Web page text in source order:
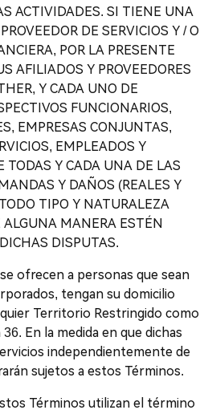
ACTIVIDADES. SI TIENE UNA
DE SERVICIOS Y / O
POR LA PRESENTE
AFILIADOS Y PROVEEDORES
Y CADA UNO DE
FUNCIONARIOS,
EMPRESAS CONJUNTAS,
EMPLEADOS Y
TODAS Y CADA UNA DE LAS
Y DAÑOS (REALES Y
TIPO Y NATURALEZA
ALGUNA MANERA ESTÉN
DISPUTAS.
se ofrecen a personas que sean
tengan su domicilio
Territorio Restringido como
En la medida en que dichas
independientemente de
sujetos a estos Términos.
Términos utilizan el término